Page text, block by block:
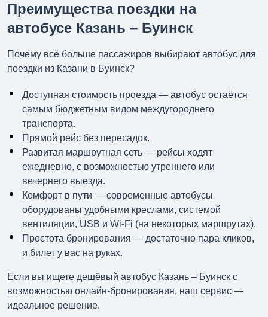
Преимущества поездки на
автобусе Казань – Буинск
Почему всё больше пассажиров выбирают автобус для
поездки из Казани в Буинск?
Доступная стоимость проезда — автобус остаётся
самым бюджетным видом междугороднего
транспорта.
Прямой рейс без пересадок.
Развитая маршрутная сеть — рейсы ходят
ежедневно, с возможностью утреннего или
вечернего выезда.
Комфорт в пути — современные автобусы
оборудованы удобными креслами, системой
вентиляции, USB и Wi-Fi (на некоторых маршрутах).
Простота бронирования — достаточно пара кликов,
и билет у вас на руках.
Если вы ищете дешёвый автобус Казань – Буинск с
возможностью онлайн-бронирования, наш сервис —
идеальное решение.